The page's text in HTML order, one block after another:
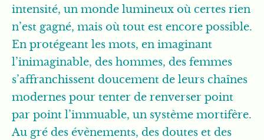
intensité, un monde lumineux où certes rien
n’est gagné, mais où tout est encore possible.
En protégeant les mots, en imaginant
l’inimaginable, des hommes, des femmes
s’affranchissent doucement de leurs chaînes
modernes pour tenter de renverser point
par point l’immuable, un système mortifère.
Au gré des évènements, des doutes et des